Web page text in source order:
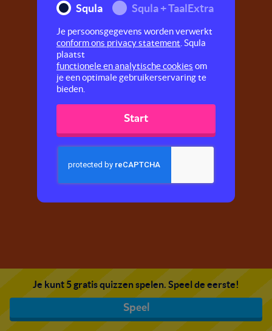
Je kunt 5 gratis quizzen spelen. Speel de eerste!
Speel
Squla
Squla + TaalExtra
Je persoonsgegevens worden verwerkt
conform ons privacy statement . Squla
plaatst
functionele en analytische cookies om
je een optimale gebruikerservaring te
bieden.
Start